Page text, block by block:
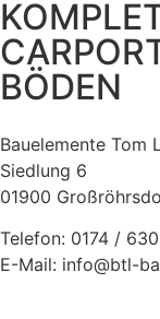
BÖDEN
Bauelemente Tom
Siedlung 6
01900
Telefon: 0174 /
E-Mail: info@btl-